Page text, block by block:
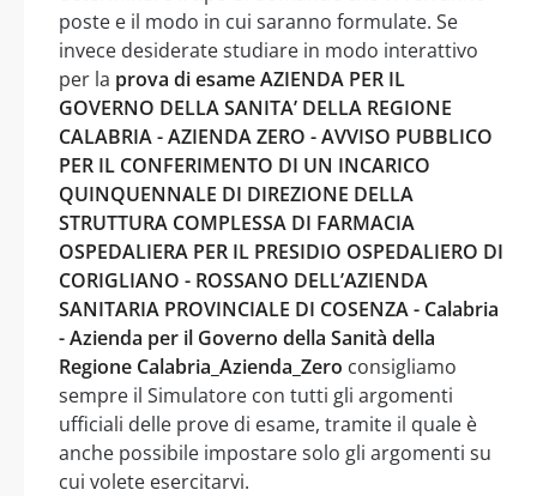
poste e il modo in cui saranno formulate. Se
invece desiderate studiare in modo interattivo
per la prova di esame AZIENDA PER IL
GOVERNO DELLA SANITA’ DELLA REGIONE
CALABRIA - AZIENDA ZERO - AVVISO PUBBLICO
PER IL CONFERIMENTO DI UN INCARICO
QUINQUENNALE DI DIREZIONE DELLA
STRUTTURA COMPLESSA DI FARMACIA
OSPEDALIERA PER IL PRESIDIO OSPEDALIERO DI
CORIGLIANO - ROSSANO DELL’AZIENDA
SANITARIA PROVINCIALE DI COSENZA - Calabria
- Azienda per il Governo della Sanità della
Regione Calabria_Azienda_Zero consigliamo
sempre il Simulatore con tutti gli argomenti
ufficiali delle prove di esame, tramite il quale è
anche possibile impostare solo gli argomenti su
cui volete esercitarvi.